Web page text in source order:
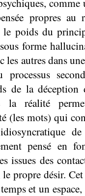
propres au
le poids du
forme
les autres dans
processus
de la déception
la réalité
(les mots) qui
de
pensé en
issues des
propre désir.
et un